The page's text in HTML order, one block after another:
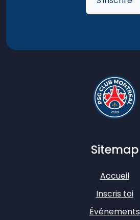
Sitemap
Accueil
Inscris toi
Événements